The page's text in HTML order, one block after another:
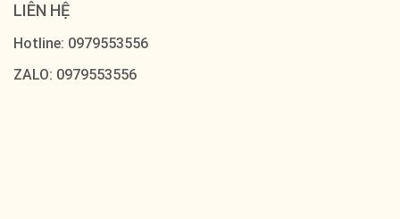
LIÊN HỆ
Hotline: 0979553556
ZALO: 0979553556